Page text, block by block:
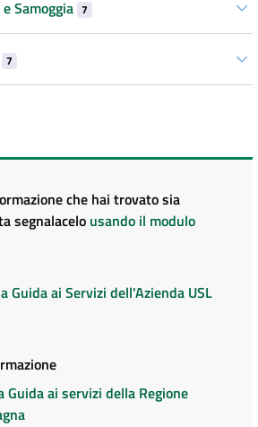
Samoggia 7
7
che hai trovato sia
segnalacelo usando il modulo
Guida ai Servizi dell'Azienda USL
Guida ai servizi della Regione